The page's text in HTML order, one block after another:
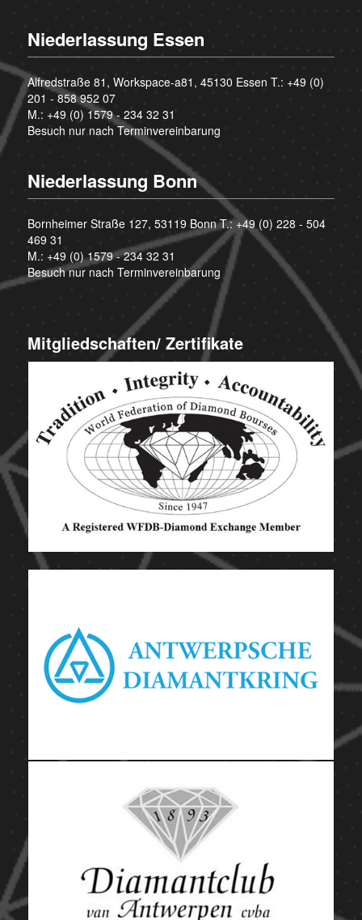
Niederlassung Essen
Alfredstraße 81, Workspace-a81, 45130 Essen T.: +49 (0)
201 - 858 952 07
M.: +49 (0) 1579 - 234 32 31
Besuch nur nach Terminvereinbarung
Niederlassung Bonn
Bornheimer Straße 127, 53119 Bonn T.:+49 (0) 228 - 504
469 31
M.: +49 (0) 1579 - 234 32 31
Besuch nur nach Terminvereinbarung
Mitgliedschaften/ Zertifikate